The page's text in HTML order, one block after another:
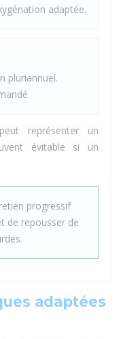
adaptée.
pluriannuel.
représenter un
évitable si un
progressif
de repousser de
adaptées